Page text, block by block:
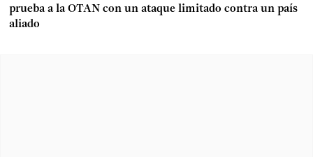
prueba a la OTAN con un ataque limitado contra un país
aliado